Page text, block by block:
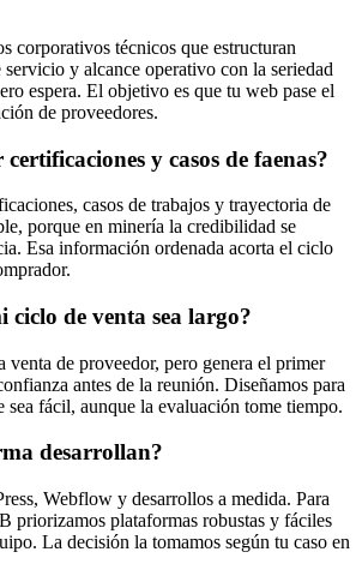
corporativos técnicos que estructuran
servicio y alcance operativo con la seriedad
espera. El objetivo es que tu web pase el
de proveedores.
y casos de faenas?
casos de trabajos y trayectoria de
porque en minería la credibilidad se
Esa información ordenada acorta el ciclo
ciclo de venta sea largo?
venta de proveedor, pero genera el primer
antes de la reunión. Diseñamos para
sea fácil, aunque la evaluación tome tiempo.
desarrollan?
Webflow y desarrollos a medida. Para
priorizamos plataformas robustas y fáciles
La decisión la tomamos según tu caso en